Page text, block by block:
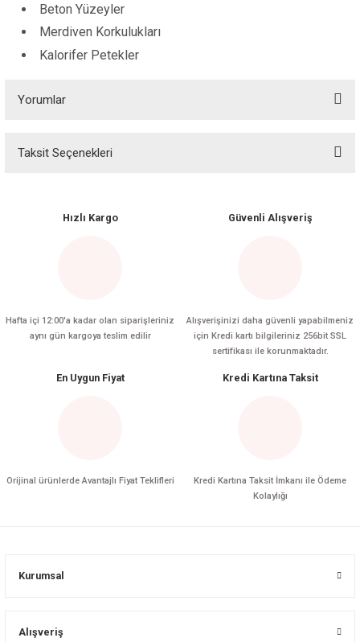
Beton Yüzeyler
Merdiven Korkulukları
Kalorifer Petekler
Yorumlar
Taksit Seçenekleri
Hızlı Kargo
Hafta içi 12:00'a kadar olan siparişleriniz
aynı gün kargoya teslim edilir
Güvenli Alışveriş
Alışverişinizi daha güvenli yapabilmeniz
için Kredi kartı bilgileriniz 256bit SSL
sertifikası ile korunmaktadır.
En Uygun Fiyat
Orijinal ürünlerde Avantajlı Fiyat Teklifleri
Kredi Kartına Taksit
Kredi Kartına Taksit İmkanı ile Ödeme
Kolaylığı
Kurumsal
Alışveriş